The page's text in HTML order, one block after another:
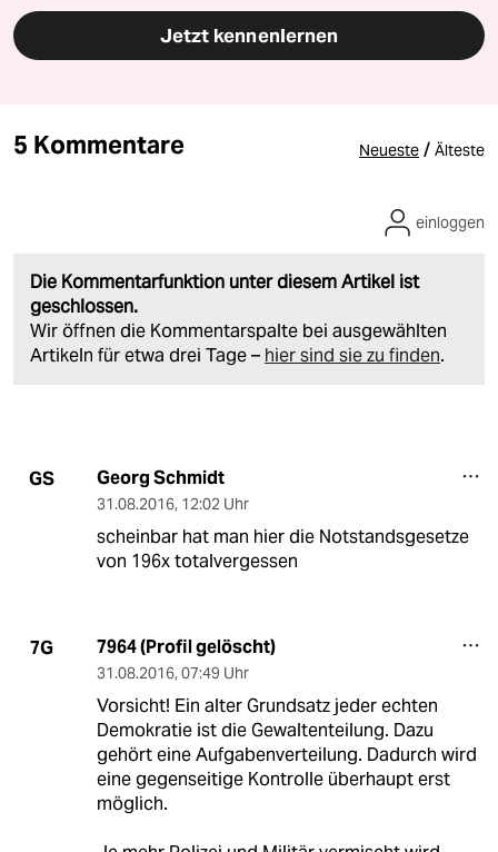
Jetzt kennenlernen
5 Kommentare Neueste / Älteste
Die Kommentarfunktion unter diesem Artikel ist
geschlossen.
Wir öffnen die Kommentarspalte bei ausgewählten
Artikeln für etwa drei Tage – hier sind sie zu finden.
einloggen
GS Georg Schmidt
31.08.2016, 12:02 Uhr
scheinbar hat man hier die Notstandsgesetze
von 196x totalvergessen
7G 7964 (Profil gelöscht)
31.08.2016, 07:49 Uhr
Vorsicht! Ein alter Grundsatz jeder echten
Demokratie ist die Gewaltenteilung. Dazu
gehört eine Aufgabenverteilung. Dadurch wird
eine gegenseitige Kontrolle überhaupt erst
möglich.